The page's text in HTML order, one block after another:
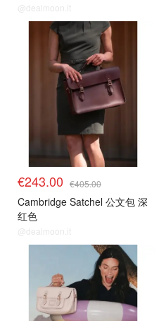
@dealmoon.it
€243.00 €405.00
Cambridge Satchel 公文包 深
红色
@dealmoon.it